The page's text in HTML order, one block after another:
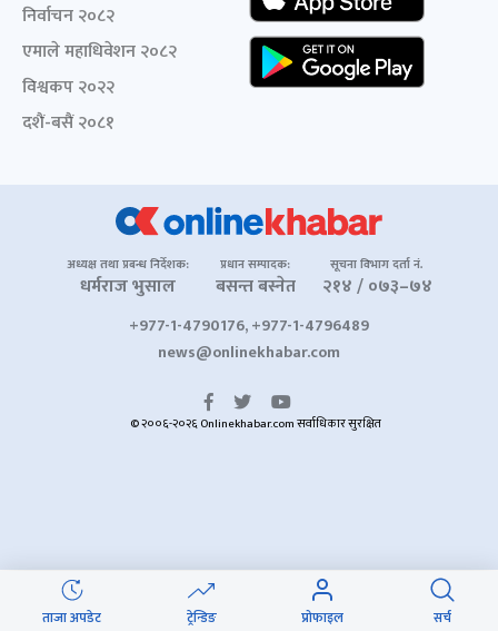
ताजा अपडेट ट्रेन्डिङ प्रोफाइल सर्च
निर्वाचन २०८२
एमाले महाधिवेशन २०८२
विश्वकप २०२२
दशैं-बसैं २०८१
अध्यक्ष तथा प्रबन्ध निर्देशक:
धर्मराज भुसाल
प्रधान सम्पादक:
बसन्त बस्नेत
सूचना विभाग दर्ता नं.
२१४ / ०७३–७४
+977-1-4790176, +977-1-4796489
news@onlinekhabar.com
© २००६-२०२६ Onlinekhabar.com सर्वाधिकार सुरक्षित